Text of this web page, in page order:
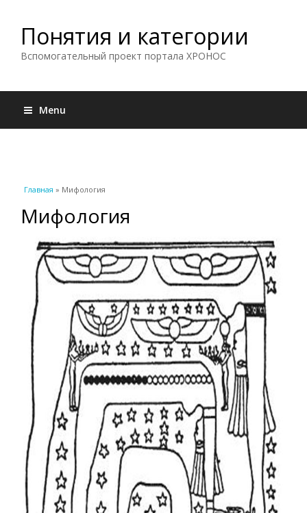
Понятия и категории
Вспомогательный проект портала ХРОНОС
Menu
Вы здесь
Главная » Мифология
Мифология